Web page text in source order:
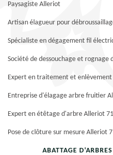
Paysagiste Alleriot
Artisan élagueur pour
Spécialiste en dégagement fil
Société de dessouchage et rognage
Expert en traitement et
Entreprise d'élagage arbre fruitier
Expert en étêtage d'arbre Alleriot
Pose de clôture sur mesure Alleriot
ABATTAGE